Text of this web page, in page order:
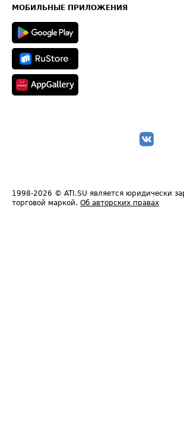
Техническая информация
МОБИЛЬНЫЕ ПРИЛОЖЕНИЯ
1998-2026 © ATI.SU является юридически
торговой маркой. Об авторских правах